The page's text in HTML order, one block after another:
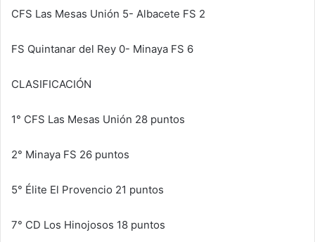
CFS Las Mesas Unión 5- Albacete FS 2
FS Quintanar del Rey 0- Minaya FS 6
CLASIFICACIÓN
1° CFS Las Mesas Unión 28 puntos
2° Minaya FS 26 puntos
5° Élite El Provencio 21 puntos
7° CD Los Hinojosos 18 puntos